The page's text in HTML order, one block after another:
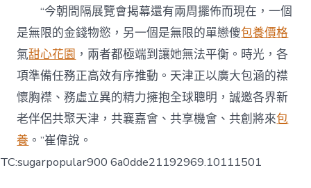
“今朝間隔展覽會揭幕還有兩周擺佈而現在，一個
是無限的金錢物慾，另一個是無限的單戀傻包養價格
氣甜心花園 ，兩者都極端到讓她無法平衡。時光，各
項準備任務正高效有序推動。天津正以廣大包涵的襟
懷胸襟、務虛立異的精力擁抱全球聰明，誠邀各界新
老伴侶共聚天津，共襄嘉會、共享機會、共創將來包
養 。”崔偉說。
TC:sugarpopular900 6a0dde21192969.10111501